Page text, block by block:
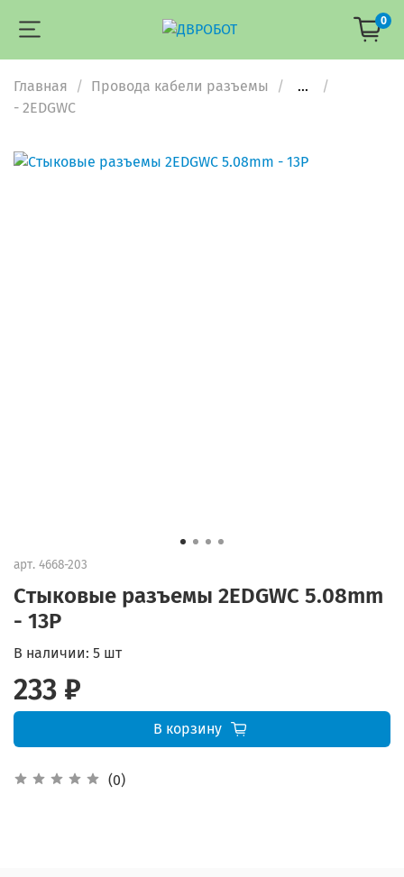
0
Главная Провода кабели разъемы
...
- 2EDGWC
арт. 4668-203
Cтыковые разъемы 2EDGWC 5.08mm
- 13P
(0)
В наличии: 5 шт
233 ₽
В корзину